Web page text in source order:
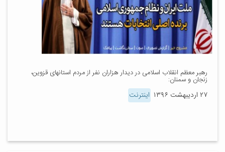
رهبر معظم انقلاب اسلامی در دیدار هزاران نفر از مردم استانهای قزوین،
زنجان و سمنان:
۲۷ اردیبهشت ۱۳۹۶ اینترنت